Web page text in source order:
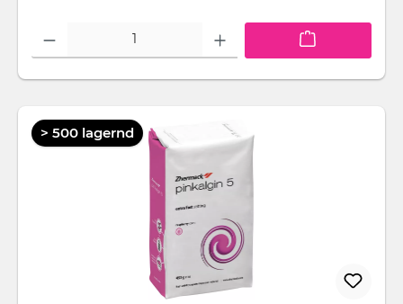
Produkt Anzahl: Gib den gewünschten Wert ein oder benutze die
> 500 lagernd